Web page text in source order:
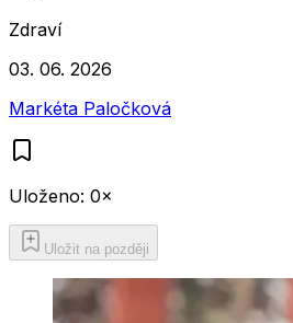
Zdraví
03. 06. 2026
Markéta Paločková
Uloženo: 0×
Uložit na později